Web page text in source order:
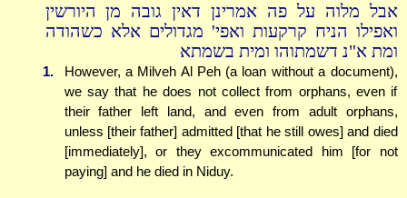
אבל מלוה על פה אמרינן דאין גובה מן היורשין
ואפילו הניח קרקעות ואפי' מגדולים אלא כשהודה
ומת א"נ דשמתוהו ומית בשמתא
1.
However, a Milveh Al Peh (a loan without a document),
we say that he does not collect from orphans, even if
their father left land, and even from adult orphans,
unless [their father] admitted [that he still owes] and died
[immediately], or they excommunicated him [for not
paying] and he died in Niduy.